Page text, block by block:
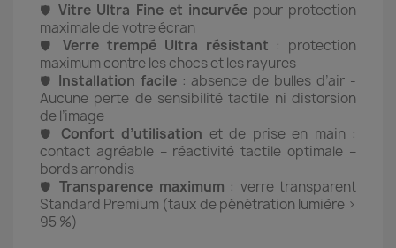
🛡️ Vitre Ultra Fine et incurvéepour protection
maximale de votre écran
🛡️ Verre trempé Ultra résistant : protection
maximum contre les chocs et les rayures
🛡️ Installation facile: absence de bulles d’air -
Aucune perte de sensibilité tactile ni distorsion
de l’image
🛡️ Confort d’utilisation et de prise en main :
contact agréable – réactivité tactile optimale –
bords arrondis
🛡️ Transparence maximum : verre transparent
Standard Premium (taux de pénétration lumière >
95 %)